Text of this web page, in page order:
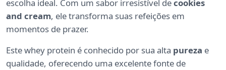
escolha ideal. Com um sabor irresistível decookies
and cream, ele transforma suas refeições em
momentos de prazer.
Este whey protein é conhecido por sua alta pureza e
qualidade, oferecendo uma excelente fonte de